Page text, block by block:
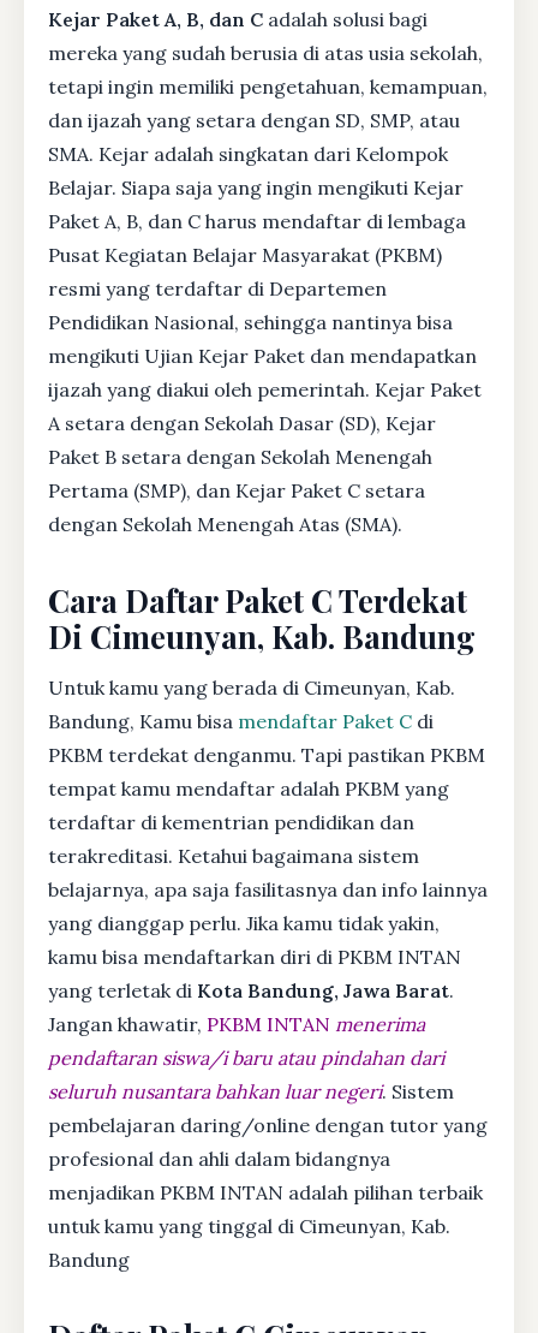
Kejar Paket A, B, dan C adalah solusi bagi
mereka yang sudah berusia di atas usia sekolah,
tetapi ingin memiliki pengetahuan, kemampuan,
dan ijazah yang setara dengan SD, SMP, atau
SMA. Kejar adalah singkatan dari Kelompok
Belajar. Siapa saja yang ingin mengikuti Kejar
Paket A, B, dan C harus mendaftar di lembaga
Pusat Kegiatan Belajar Masyarakat (PKBM)
resmi yang terdaftar di Departemen
Pendidikan Nasional, sehingga nantinya bisa
mengikuti Ujian Kejar Paket dan mendapatkan
ijazah yang diakui oleh pemerintah. Kejar Paket
A setara dengan Sekolah Dasar (SD), Kejar
Paket B setara dengan Sekolah Menengah
Pertama (SMP), dan Kejar Paket C setara
dengan Sekolah Menengah Atas (SMA).
Cara Daftar Paket C Terdekat
Di Cimeunyan, Kab. Bandung
Untuk kamu yang berada di Cimeunyan, Kab.
Bandung, Kamu bisa mendaftar Paket C di
PKBM terdekat denganmu. Tapi pastikan PKBM
tempat kamu mendaftar adalah PKBM yang
terdaftar di kementrian pendidikan dan
terakreditasi. Ketahui bagaimana sistem
belajarnya, apa saja fasilitasnya dan info lainnya
yang dianggap perlu. Jika kamu tidak yakin,
kamu bisa mendaftarkan diri di PKBM INTAN
yang terletak di Kota Bandung, Jawa Barat.
Jangan khawatir, PKBM INTAN menerima
pendaftaran siswa/i baru atau pindahan dari
seluruh nusantara bahkan luar negeri. Sistem
pembelajaran daring/online dengan tutor yang
profesional dan ahli dalam bidangnya
menjadikan PKBM INTAN adalah pilihan terbaik
untuk kamu yang tinggal di Cimeunyan, Kab.
Bandung